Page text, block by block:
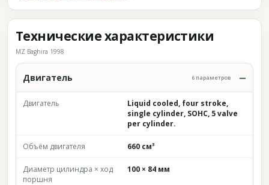
Технические характеристики
MZ Baghira 1998
Двигатель 6 параметров
Двигатель
Liquid cooled, four stroke,
single cylinder, SOHC, 5 valve
per cylinder.
Объём двигателя 660 см³
Диаметр цилиндра × ход
поршня
100 × 84 мм